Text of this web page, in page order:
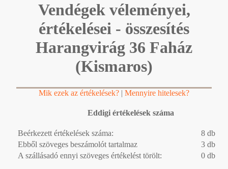
Vendégek véleményei,
értékelései - összesítés
Harangvirág 36 Faház
(Kismaros)
Mik ezek az értékelések? | Mennyire hitelesek?
Eddigi értékelések száma
Beérkezett értékelések száma:
8 db
Ebből szöveges beszámolót tartalmaz
3 db
A szállásadó ennyi szöveges értékelést törölt:
0 db